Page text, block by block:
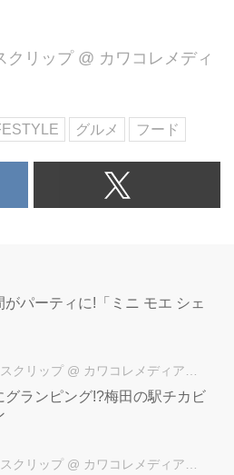
クリップ @ カワコレメディ
グルメ フード
がパーティに!「ミニ モエ シェ
クリップ @ カワコレメディア編集部
グランピング!?梅田の駅チカビ
クリップ @ カワコレメディア編集部